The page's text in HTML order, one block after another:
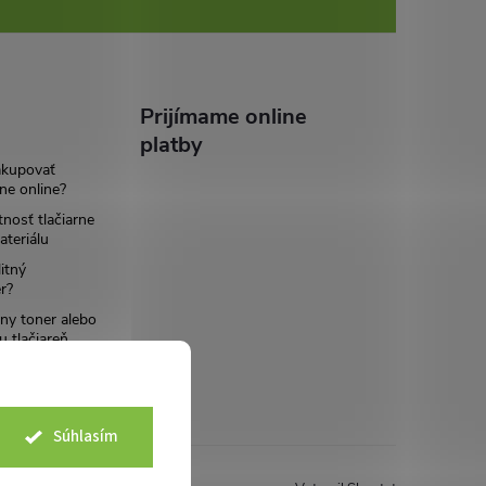
Súhlasím
online?
tlačiarne
toner alebo
tlačiareň
Prijímame online
platby